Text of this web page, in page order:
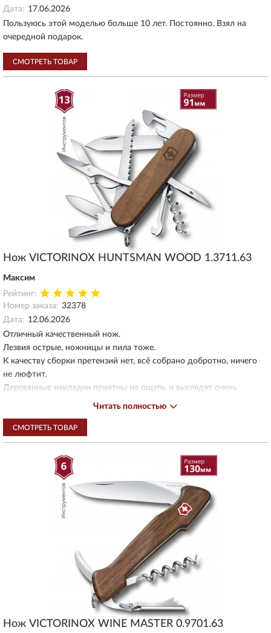
Дата: 17.06.2026
Пользуюсь этой моделью больше 10 лет. Постоянно. Взял на
очередной подарок.
СМОТРЕТЬ ТОВАР
Нож VICTORINOX HUNTSMAN WOOD 1.3711.63
Максим
Рейтинг:
Номер заказа: 32378
Дата: 12.06.2026
Отличный качественный нож.
Лезвия острые, ножницы и пила тоже.
К качеству сборки претензий нет, всё собрано добротно, ничего
не люфтит.
Деревянные накладки приятны на ощупь и выглядят очень
эстетично. Ради этого готов был переплатить и лишиться
пластике).
Быстрое оформление и доставка также порадовали, мои
комментарии к заказу учли.
Читать полностью
СМОТРЕТЬ ТОВАР
Нож VICTORINOX WINE MASTER 0.9701.63